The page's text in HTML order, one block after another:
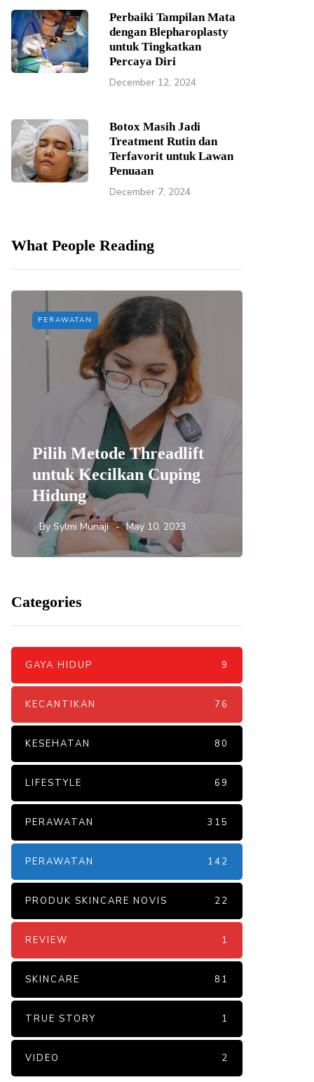
Perbaiki Tampilan Mata
dengan Blepharoplasty
untuk Tingkatkan
Percaya Diri
December 12, 2024
Botox Masih Jadi
Treatment Rutin dan
Terfavorit untuk Lawan
Penuaan
December 7, 2024
What People Reading
PERAWATAN
Pilih Metode Threadlift
untuk Kecilkan Cuping
Hidung
By Sylmi Munaji May 10, 2023
Categories
GAYA HIDUP 9
KECANTIKAN 76
KESEHATAN 80
LIFESTYLE 69
PERAWATAN 315
PERAWATAN 142
PRODUK SKINCARE NOVIS 22
REVIEW 1
SKINCARE 81
TRUE STORY 1
VIDEO 2